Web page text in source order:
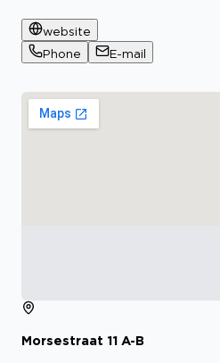
website
Phone
E-mail
Morsestraat 11 A-B